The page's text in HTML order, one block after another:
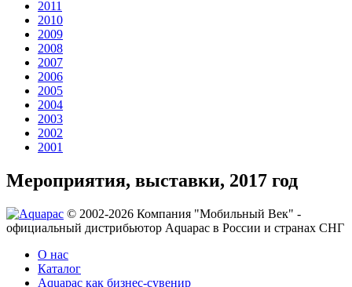
2011
2010
2009
2008
2007
2006
2005
2004
2003
2002
2001
Мероприятия, выставки, 2017 год
© 2002-2026 Компания "Мобильный Век" -
официальный дистрибьютор Aquapac в России и странах СНГ
О нас
Каталог
Aquapac как бизнес-сувенир